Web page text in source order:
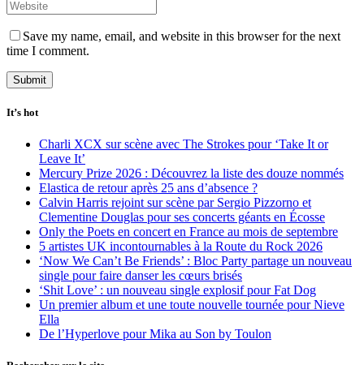
Save my name, email, and website in this browser for the next
time I comment.
It’s hot
Charli XCX sur scène avec The Strokes pour ‘Take It or
Leave It’
Mercury Prize 2026 : Découvrez la liste des douze nommés
Elastica de retour après 25 ans d’absence ?
Calvin Harris rejoint sur scène par Sergio Pizzorno et
Clementine Douglas pour ses concerts géants en Écosse
Only the Poets en concert en France au mois de septembre
5 artistes UK incontournables à la Route du Rock 2026
‘Now We Can’t Be Friends’ : Bloc Party partage un nouveau
single pour faire danser les cœurs brisés
‘Shit Love’ : un nouveau single explosif pour Fat Dog
Un premier album et une toute nouvelle tournée pour Nieve
Ella
De l’Hyperlove pour Mika au Son by Toulon